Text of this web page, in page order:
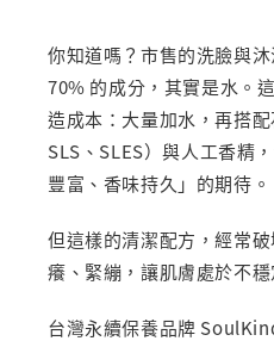
你知道嗎？市售的洗臉與
70% 的成分，其實是水。
造成本：大量加水，再搭
SLS、SLES）與人工香精
豐富、香味持久」的期待。
但這樣的清潔配方，經常
癢、緊繃，讓肌膚處於不穩
台灣永續保養品牌